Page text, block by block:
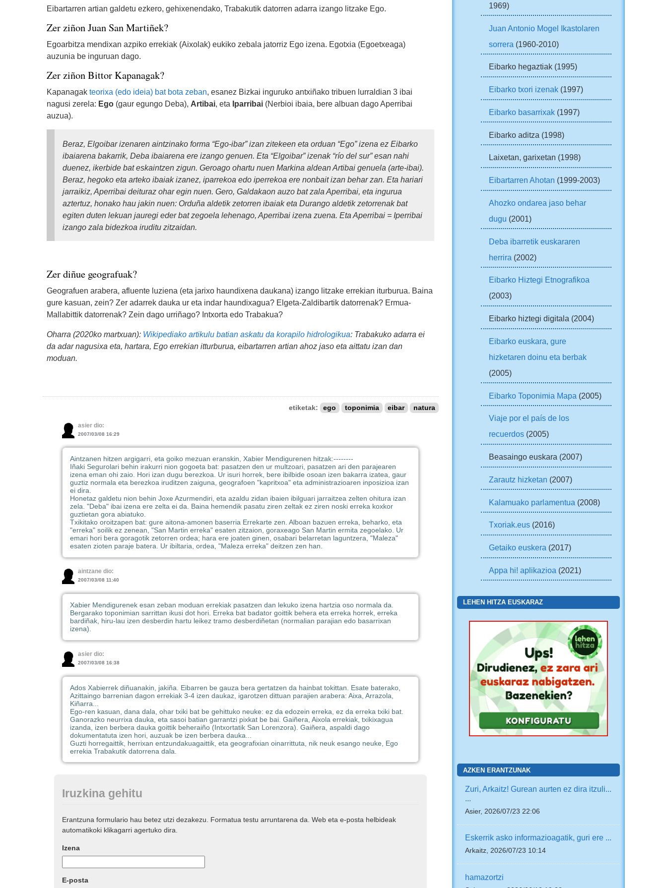
Eibartarren artian galdetu ezkero, gehixenendako, Trabakutik datorren adarra izango litzake Ego.
Zer ziñon Juan San Martiñek?
Egoarbitza mendixan azpiko errekiak (Aixolak) eukiko zebala jatorriz Ego izena. Egotxia (Egoetxeaga)
auzunia be inguruan dago.
Zer ziñon Bittor Kapanagak?
Kapanagak teorixa (edo ideia) bat bota zeban, esanez Bizkai inguruko antxiñako tribuen lurraldian 3 ibai
nagusi zerela: Ego(gaur egungo Deba), Artibai, eta Iparribai(Nerbioi ibaia, bere albuan dago Aperribai
auzua).
Beraz, Elgoibar izenaren aintzinako forma “Ego-ibar” izan zitekeen eta orduan “Ego” izena ez Eibarko
ibaiarena bakarrik, Deba ibaiarena ere izango genuen. Eta “Elgoibar” izenak “río del sur” esan nahi
duenez, ikerbide bat eskaintzen zigun. Geroago ohartu nuen Markina aldean Artibai genuela (arte-ibai).
Beraz, hegoko eta arteko ibaiak izanez, iparrekoa edo iperrekoa ere nonbait izan behar zan. Eta hariari
jarraikiz, Aperribai deituraz ohar egin nuen. Gero, Galdakaon auzo bat zala Aperribai, eta ingurua
aztertuz, honako hau jakin nuen: Orduña aldetik zetorren ibaiak eta Durango aldetik zetorrenak bat
egiten duten lekuan jauregi eder bat zegoela lehenago, Aperribai izena zuena. Eta Aperribai = Iperribai
izango zala bidezkoa iruditu zitzaidan.
Zer diñue geografuak?
Geografuen arabera, afluente luziena (eta jarixo haundixena daukana) izango litzake errekian iturburua. Baina
gure kasuan, zein? Zer adarrek dauka ur eta indar haundixagua? Elgeta-Zaldibartik datorrenak? Ermua-
Mallabittik datorrenak? Zein dago urriñago? Intxorta edo Trabakua?
Oharra (2020ko martxuan): Wikipediako artikulu batian askatu da korapilo hidrologikua: Trabakuko adarra ei
da adar nagusixa eta, hartara, Ego errekian itturburua, eibartarren artian ahoz jaso eta aittatu izan dan
moduan.
etiketak: ego toponimia eibar natura
asier dio:
2007/03/08 16:29
Aintzanen hitzen argigarri, eta goiko mezuan eranskin, Xabier Mendigurenen hitzak:--------
Iñaki Segurolari behin irakurri nion gogoeta bat: pasatzen den ur multzoari, pasatzen ari den parajearen
izena eman ohi zaio. Hori izan dugu berezkoa. Ur isuri horrek, bere ibilbide osoan izen bakarra izatea, gaur
guztiz normala eta berezkoa iruditzen zaiguna, geografoen "kapritxoa" eta administrazioaren inposizioa izan
ei dira.
Honetaz galdetu nion behin Joxe Azurmendiri, eta azaldu zidan ibaien ibilguari jarraitzea zelten ohitura izan
zela. "Deba" ibai izena ere zelta ei da. Baina hemendik pasatu ziren zeltak ez ziren noski erreka koxkor
guztietan gora abiatuko.
Txikitako oroitzapen bat: gure aitona-amonen baserria Errekarte zen. Alboan bazuen erreka, beharko, eta
"erreka" soilik ez zenean, "San Martin erreka" esaten zitzaion, goraxeago San Martin ermita zegoelako. Ur
emari hori bera goragotik zetorren ordea; hara ere joaten ginen, osabari belarretan laguntzera, "Maleza"
esaten zioten paraje batera. Ur ibiltaria, ordea, "Maleza erreka" deitzen zen han.
aintzane dio:
2007/03/08 11:40
Xabier Mendigurenek esan zeban moduan errekiak pasatzen dan lekuko izena hartzia oso normala da.
Bergarako toponimian sarrittan ikusi dot hori. Erreka bat badator goittik behera eta erreka horrek, erreka
bardiñak, hiru-lau izen desberdin hartu leikez tramo desberdiñetan (normalian parajian edo basarrixan
izena).
asier dio:
2007/03/08 16:38
Ados Xabierrek diñuanakin, jakiña. Eibarren be gauza bera gertatzen da hainbat tokittan. Esate baterako,
Azittaingo barrenian dagon errekiak 3-4 izen daukaz, igarotzen dittuan parajien arabera: Aixa, Arrazola,
Kiñarra...
Ego-ren kasuan, dana dala, ohar txiki bat be gehittuko neuke: ez da edozein erreka, ez da erreka txiki bat.
Ganorazko neurrixa dauka, eta sasoi batian garrantzi pixkat be bai. Gaiñera, Aixola errekiak, txikixagua
izanda, izen berbera dauka goittik beheraiño (Intxortatik San Lorenzora). Gaiñera, aspaldi dago
dokumentatuta izen hori, auzuak be izen berbera dauka...
Guzti horregaittik, herrixan entzundakuagaittik, eta geografixian oinarrittuta, nik neuk esango neuke, Ego
errekia Trabakutik datorrena dala.
Iruzkina gehitu
Erantzuna formulario hau betez utzi dezakezu. Formatua testu arruntarena da. Web eta e-posta helbideak
automatikoki klikagarri agertuko dira.
Izena
E-posta
1969)
Juan Antonio Mogel Ikastolaren
sorrera (1960-2010)
Eibarko hegaztiak (1995)
Eibarko txori izenak (1997)
Eibarko basarrixak (1997)
Eibarko aditza (1998)
Laixetan, garixetan (1998)
Eibartarren Ahotan (1999-2003)
Ahozko ondarea jaso behar
dugu (2001)
Deba ibarretik euskararen
herrira (2002)
Eibarko Hiztegi Etnografikoa
(2003)
Eibarko hiztegi digitala (2004)
Eibarko euskara, gure
hizketaren doinu eta berbak
(2005)
Eibarko Toponimia Mapa (2005)
Viaje por el país de los
recuerdos (2005)
Beasaingo euskara (2007)
Zarautz hizketan (2007)
Kalamuako parlamentua (2008)
Txoriak.eus (2016)
Getaiko euskera (2017)
Appa hi! aplikazioa (2021)
LEHEN HITZA EUSKARAZ
AZKEN ERANTZUNAK
Zuri, Arkaitz! Gurean aurten ez dira itzuli...
...
Asier, 2026/07/23 22:06
Eskerrik asko informazioagatik, guri ere ...
Arkaitz, 2026/07/23 10:14
hamazortzi